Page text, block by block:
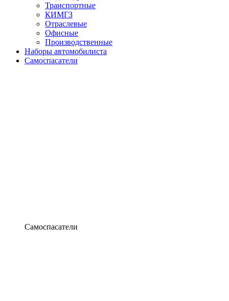
Транспортные
КИМГЗ
Отраслевые
Офисные
Производственные
Наборы автомобилиста
Самоспасатели
Самоспасатели